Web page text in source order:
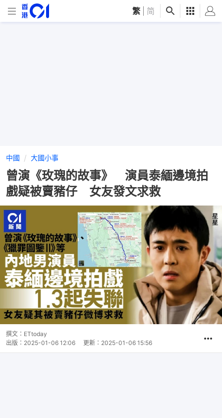
繁 简
中國 大國小事
曾演《玫瑰的故事》 演員泰緬邊境拍
戲疑被賣豬仔 女友發文求救
撰文： ETtoday
出版： 2025-01-06 12:06 更新： 2025-01-06 15:56